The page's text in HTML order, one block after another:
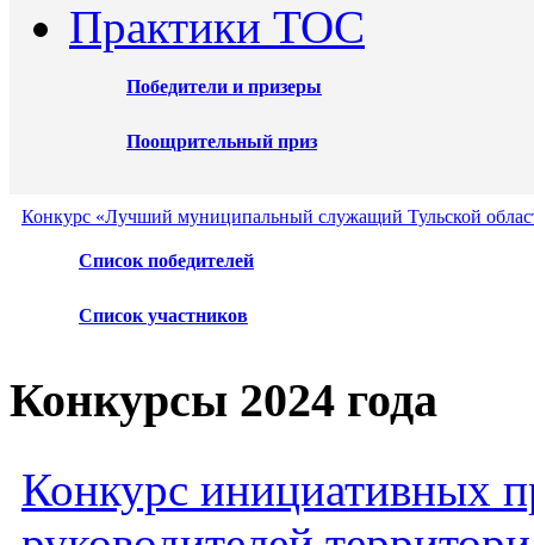
Практики ТОС
Победители и призеры
Поощрительный приз
Конкурс «Лучший муниципальный служащий Тульской
Список победителей
Список участников
Конкурсы 2024 года
Конкурс инициативных